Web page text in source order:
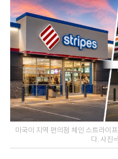
미국이 지역 편의점 체인 스트라이
다. 사진